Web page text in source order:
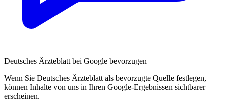
Deutsches Ärzteblatt bei Google bevorzugen
Wenn Sie Deutsches Ärzteblatt als bevorzugte Quelle festlegen,
können Inhalte von uns in Ihren Google-Ergebnissen sichtbarer
erscheinen.